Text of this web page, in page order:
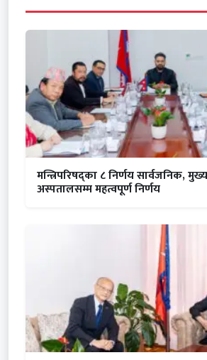
मन्त्रिपरिषद्का ८ निर्णय सार्वजनिक,
अस्पतालसम्म महत्वपूर्ण निर्णय